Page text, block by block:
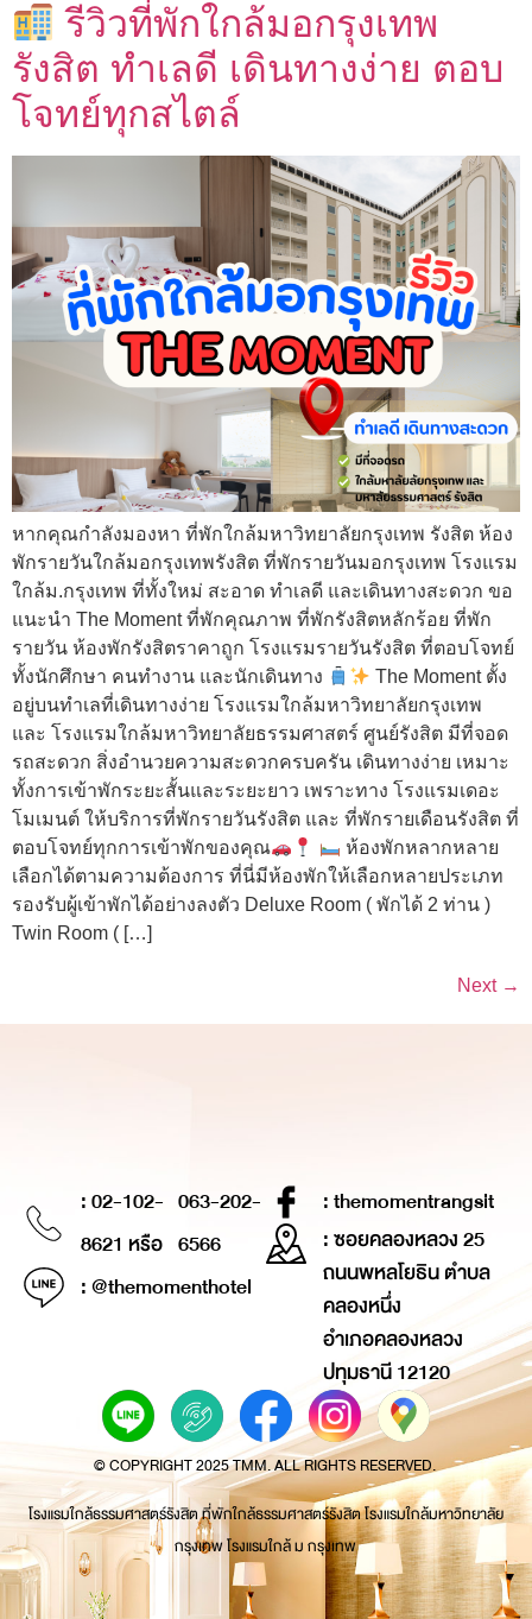
รีวิวที่พักใกล้มอกรุงเทพ
รังสิต ทำเลดี เดินทางง่าย ตอบ
โจทย์ทุกสไตล์
หากคุณกำลังมองหา ที่พักใกล้มหาวิทยาลัยกรุงเทพ รังสิต ห้อง
พักรายวันใกล้มอกรุงเทพรังสิต ที่พักรายวันมอกรุงเทพ โรงแรม
ใกล้ม.กรุงเทพ ที่ทั้งใหม่ สะอาด ทำเลดี และเดินทางสะดวก ขอ
แนะนำ The Moment ที่พักคุณภาพ ที่พักรังสิตหลักร้อย ที่พัก
รายวัน ห้องพักรังสิตราคาถูก โรงแรมรายวันรังสิต ที่ตอบโจทย์
ทั้งนักศึกษา คนทำงาน และนักเดินทาง
The Moment ตั้ง
อยู่บนทำเลที่เดินทางง่าย โรงแรมใกล้มหาวิทยาลัยกรุงเทพ
และ โรงแรมใกล้มหาวิทยาลัยธรรมศาสตร์ ศูนย์รังสิต มีที่จอด
รถสะดวก สิ่งอำนวยความสะดวกครบครัน เดินทางง่าย เหมาะ
ทั้งการเข้าพักระยะสั้นและระยะยาว เพราะทาง โรงแรมเดอะ
โมเมนต์ ให้บริการที่พักรายวันรังสิต และ ที่พักรายเดือนรังสิต ที่
ตอบโจทย์ทุกการเข้าพักของคุณ
ห้องพักหลากหลาย
เลือกได้ตามความต้องการ ที่นี่มีห้องพักให้เลือกหลายประเภท
รองรับผู้เข้าพักได้อย่างลงตัว Deluxe Room ( พักได้ 2 ท่าน )
Twin Room ( […]
Next →
: 02-102-
8621 หรือ
063-202-
6566
: @themomenthotel
: themomentrangsit
: ซอยคลองหลวง 25
ถนนพหลโยธิน ตำบล
คลองหนึ่ง
อำเภอคลองหลวง
ปทุมธานี 12120
© COPYRIGHT 2025 TMM. ALL RIGHTS RESERVED.
โรงแรมใกล้ธรรมศาสตร์รังสิต ที่พักใกล้ธรรมศาสตร์รังสิต โรงแรมใกล้มหาวิทยาลัย
กรุงเทพ โรงแรมใกล้ ม กรุงเทพ